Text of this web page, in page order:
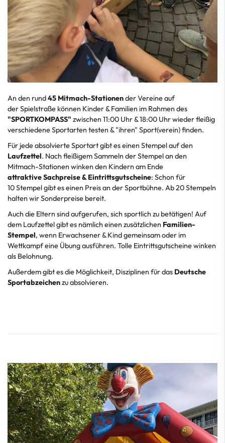
An den rund45 Mitmach-Stationender Vereine auf
der Spielstraße können Kinder & Familien im Rahmen des
"SPORTKOMPASS" zwischen 11:00 Uhr & 18:00 Uhr wieder fleißig
verschiedene Sportarten testen & "ihren" Sport(verein) finden.
Für jede absolvierte Sportart gibt es einen Stempel auf den
Laufzettel. Nach fleißigem Sammeln der Stempel an den
Mitmach-Stationen winken den Kindern am Ende
attraktive Sachpreise & Eintrittsgutscheine: Schon für
10 Stempel gibt es einen Preis an der Sportbühne. Ab 20 Stempeln
halten wir Sonderpreise bereit.
Auch die Eltern sind aufgerufen, sich sportlich zu betätigen! Auf
dem Laufzettel gibt es nämlich einen zusätzlichen Familien-
Stempel, wenn Erwachsener & Kind gemeinsam oder im
Wettkampf eine Übung ausführen. Tolle Eintrittsgutscheine winken
als Belohnung.
Außerdem gibt es die Möglichkeit, Disziplinen für das Deutsche
Sportabzeichenzu absolvieren.